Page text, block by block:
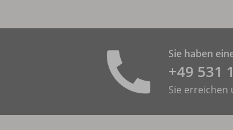
Sie haben
+49 531
Sie erreichen